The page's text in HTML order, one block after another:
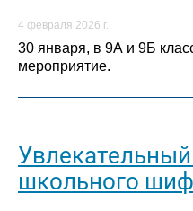
4 февраля 2026 г.
30 января, в 9А и 9Б
мероприятие.
школьного